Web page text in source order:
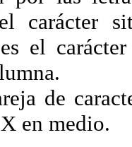
carácter
el
de
en medio.